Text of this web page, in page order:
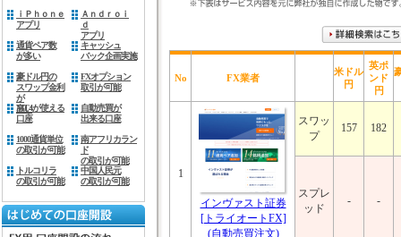
ｉＰｈｏｎｅ
アプリ
Ａｎｄｒｏｉ
ｄ
アプリ
通貨ペア数
が多い
キャッシュ
バック企画実施
豪ドル円の
スワップ金利
が
高い
FXオプション
取引が可能
MT4が使える
口座
自動売買が
出来る口座
1000通貨単位
の取引が可能
南アフリカラン
ド
の取引が可能
トルコリラ
の取引が可能
中国人民元
の取引が可能
No FX業者
米ドル
円
英ポ
ンド
円
1
インヴァスト証券
[トライオートFX]
(自動売買注文)
スワッ
プ
157 182
スプレ
ッド
- -